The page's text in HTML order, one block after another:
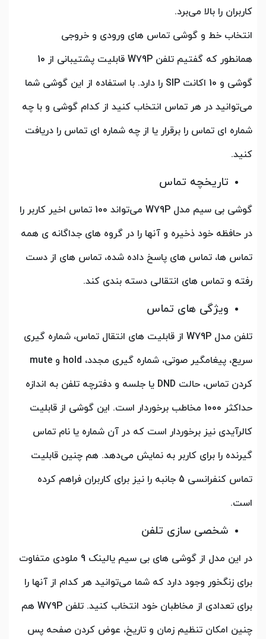
کاربران را بالا می‌برد.
انتخاب خط و گوشی تماس های ورودی و خروجی
همانطور که گفتیم تلفن W79P قابلیت پشتیبانی از 10
گوشی و 10 اکانت SIP را دارد. با استفاده از این گوشی شما
می‌توانید در هر تماس انتخاب کنید از کدام گوشی و با چه
شماره ای تماس را برقرار یا از چه شماره ای تماس را دریافت
کنید.
تاریخچه تماس
گوشی بی سیم مدل W79P می‌تواند 100 تماس اخیر کاربر را
در حافظه خود ذخیره و آنها را در گروه های جداگانه ی همه
تماس ها، تماس های پاسخ داده شده، تماس های از دست
رفته و تماس های انتقالی دسته بندی کند.
ویژگی های تماس
تلفن مدل W79P از قابلیت های انتقال تماس، شماره گیری
سریع، پیغامگیر صوتی، شماره گیری مجدد، hold و mute
کردن تماس، حالت DND یا جلسه و دفترچه تلفن به اندازه
حداکثر 1000 مخاطب برخوردار است. این گوشی از قابلیت
کالرآیدی نیز برخوردار است که در آن شماره یا نام تماس
گیرنده را برای کاربر به نمایش می‌دهد. هم چنین قابلیت
تماس کنفرانسی 5 جانبه را نیز برای کاربران فراهم کرده
است.
شخصی سازی تلفن
در این مدل از گوشی های بی سیم یالینک 9 ملودی متفاوت
برای زنگخور وجود دارد که شما می‌توانید هر کدام از آنها را
برای تعدادی از مخاطبان خود انتخاب کنید. تلفن W79P هم
چنین امکان تنظیم زمان و تاریخ، عوض کردن صفحه پس